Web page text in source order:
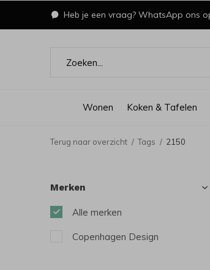
Wonen Koken & Tafelen
Heb je een vraag? WhatsApp ons
Terug naar overzicht Tags 2150
Merken
Alle merken
Copenhagen Design